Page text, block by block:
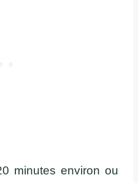
minutes environ ou